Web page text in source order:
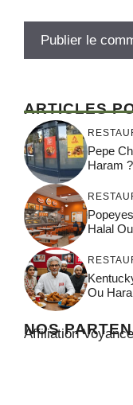
ARTICLES
Pepe
Haram
Halal
Ou
NOS
Affiliation Voyance